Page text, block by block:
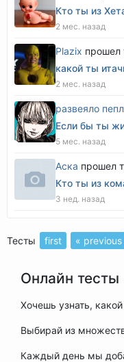
Кто ты из
2 мес. назад
Plazix прошел
какой ты
2 мес. назад
развеяло
Если бы ты
5 мес. назад
Аска прошел
Кто ты из
3 нед. назад
Тесты first « previous
Онлайн тесты
Хочешь узнать,
Выбирай из
Каждый день мы